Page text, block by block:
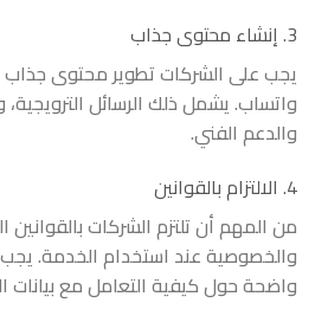
3. إنشاء محتوى جذاب
يجب على الشركات تطوير محتوى جذاب
واتساب. يشمل ذلك الرسائل الترويجية،
والدعم الفني.
4. الالتزام بالقوانين
من المهم أن تلتزم الشركات بالقوانين
والخصوصية عند استخدام الخدمة.
واضحة حول كيفية التعامل مع بيانات